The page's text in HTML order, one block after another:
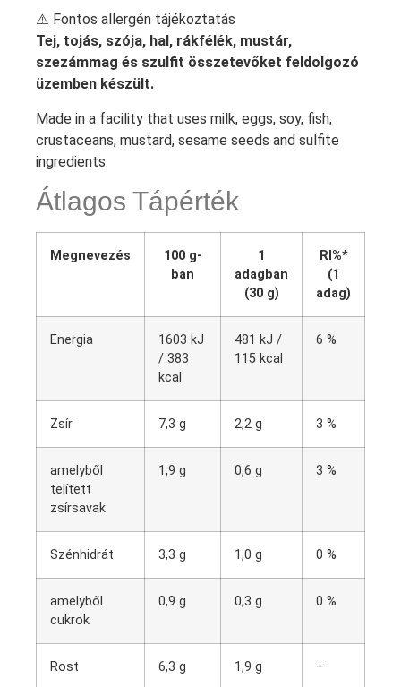
⚠️ Fontos allergén tájékoztatás
Tej, tojás, szója, hal, rákfélék, mustár,
szezámmag és szulfit összetevőket feldolgozó
üzemben készült.
Made in a facility that uses milk, eggs, soy, fish,
crustaceans, mustard, sesame seeds and sulfite
ingredients.
Átlagos Tápérték
Megnevezés
100 g-
ban
1
adagban
(30 g)
RI%*
(1
adag)
Energia
1603 kJ
/ 383
kcal
481 kJ /
115 kcal
6 %
Zsír 7,3 g 2,2 g 3 %
amelyből
telített
zsírsavak
1,9 g 0,6 g 3 %
Szénhidrát 3,3 g 1,0 g 0 %
amelyből
cukrok
0,9 g 0,3 g 0 %
Rost 6,3 g 1,9 g –